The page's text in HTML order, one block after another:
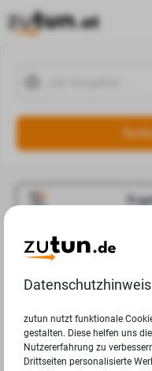
Jobangebote
Deine Suchanfrage
Datenschutzhinweis
zutun nutzt funktionale
gestalten. Diese helfen uns
Nutzererfahrung zu
Drittseiten personalisierte